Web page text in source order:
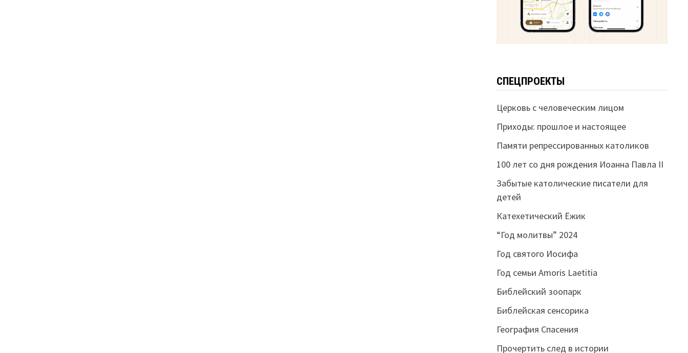
СПЕЦПРОЕКТЫ
Церковь с человеческим лицом
Приходы: прошлое и настоящее
Памяти репрессированных католиков
100 лет со дня рождения Иоанна Павла II
Забытые католические писатели для
детей
Катехетический Ёжик
“Год молитвы” 2024
Год святого Иосифа
Год семьи Amoris Laetitia
Библейский зоопарк
Библейская сенсорика
География Спасения
Прочертить след в истории